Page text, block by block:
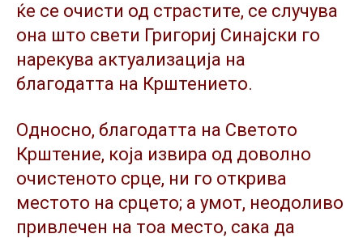
ќе се очисти од страстите, се случува
она што свети Григориј Синајски го
нарекува актуализација на
благодатта на Крштението.
Односно, благодатта на Светото
Крштение, која извира од доволно
очистеното срце, ни го открива
местото на срцето; а умот, неодоливо
привлечен на тоа место, сака да